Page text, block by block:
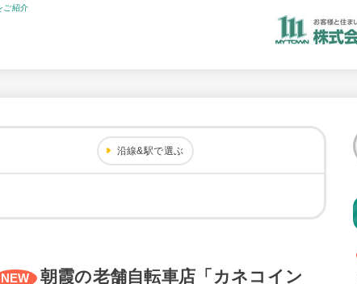
ご紹介
沿線&駅で選ぶ
朝霞の老舗自転車店「カネコイン